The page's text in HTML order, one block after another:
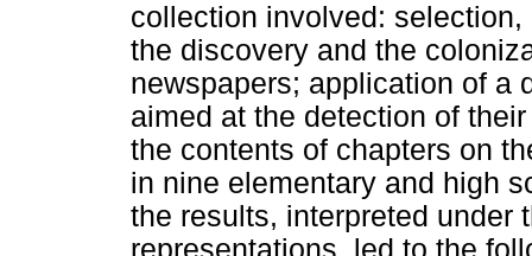
collection involved:
the discovery and the
newspapers; application of a
aimed at the detection of
the contents of chapters on
in nine elementary and high
the results, interpreted under